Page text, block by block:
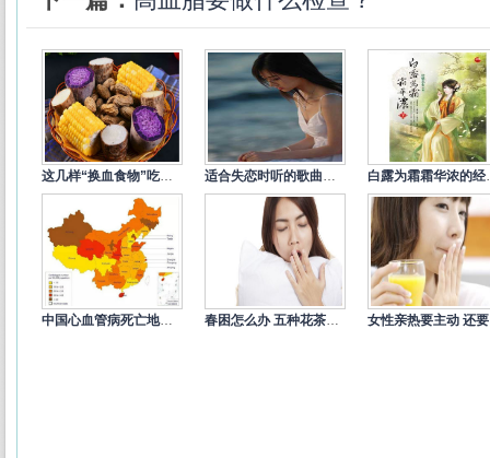
这几样“换血食物”吃一次就让你 适合失恋时听的歌曲精选 白露
中国心血管病死亡地图：北方冠心病 春困怎么办 五种花茶来缓解